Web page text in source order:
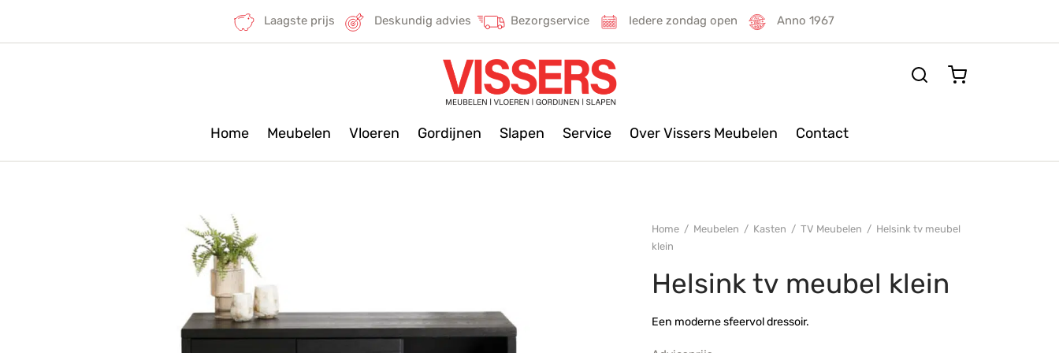
Laagste prijs Deskundig advies Bezorgservice Iedere zondag open Anno 1967
Home Meubelen Vloeren Gordijnen Slapen Service Over Vissers Meubelen Contact
Home / Meubelen / Kasten / TV Meubelen / Helsink tv meubel
klein
Helsink tv meubel klein
Een moderne sfeervol dressoir.